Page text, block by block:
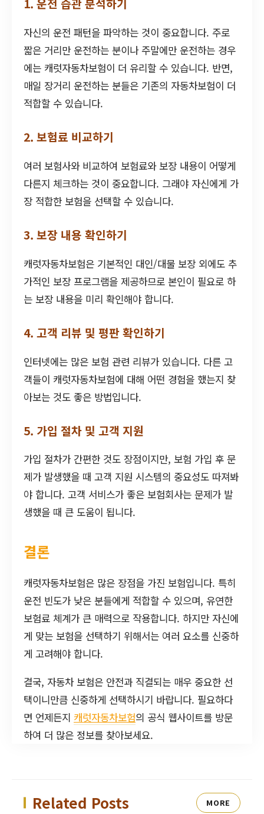
1. 운전 습관 분석하기
자신의 운전 패턴을 파악하는 것이 중요합니다. 주로
짧은 거리만 운전하는 분이나 주말에만 운전하는 경우
에는 캐럿자동차보험이 더 유리할 수 있습니다. 반면,
매일 장거리 운전하는 분들은 기존의 자동차보험이 더
적합할 수 있습니다.
2. 보험료 비교하기
여러 보험사와 비교하여 보험료와 보장 내용이 어떻게
다른지 체크하는 것이 중요합니다. 그래야 자신에게 가
장 적합한 보험을 선택할 수 있습니다.
3. 보장 내용 확인하기
캐럿자동차보험은 기본적인 대인/대물 보장 외에도 추
가적인 보장 프로그램을 제공하므로 본인이 필요로 하
는 보장 내용을 미리 확인해야 합니다.
4. 고객 리뷰 및 평판 확인하기
인터넷에는 많은 보험 관련 리뷰가 있습니다. 다른 고
객들이 캐럿자동차보험에 대해 어떤 경험을 했는지 찾
아보는 것도 좋은 방법입니다.
5. 가입 절차 및 고객 지원
가입 절차가 간편한 것도 장점이지만, 보험 가입 후 문
제가 발생했을 때 고객 지원 시스템의 중요성도 따져봐
야 합니다. 고객 서비스가 좋은 보험회사는 문제가 발
생했을 때 큰 도움이 됩니다.
결론
캐럿자동차보험은 많은 장점을 가진 보험입니다. 특히
운전 빈도가 낮은 분들에게 적합할 수 있으며, 유연한
보험료 체계가 큰 매력으로 작용합니다. 하지만 자신에
게 맞는 보험을 선택하기 위해서는 여러 요소를 신중하
게 고려해야 합니다.
결국, 자동차 보험은 안전과 직결되는 매우 중요한 선
택이니만큼 신중하게 선택하시기 바랍니다. 필요하다
면 언제든지 캐럿자동차보험의 공식 웹사이트를 방문
하여 더 많은 정보를 찾아보세요.
Related Posts MORE